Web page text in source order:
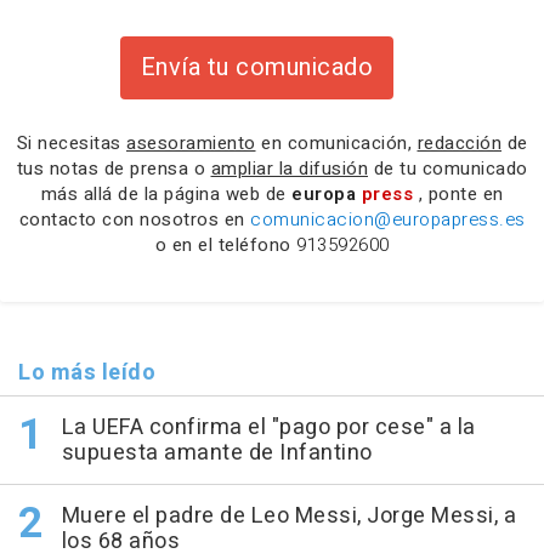
Envía tu comunicado
Si necesitas asesoramiento en comunicación, redacción de
tus notas de prensa o ampliar la difusión de tu comunicado
más allá de la página web de europa press , ponte en
contacto con nosotros en comunicacion@europapress.es
o en el teléfono 913592600
Lo más leído
La UEFA confirma el "pago por cese" a la
supuesta amante de Infantino
Muere el padre de Leo Messi, Jorge Messi, a
los 68 años